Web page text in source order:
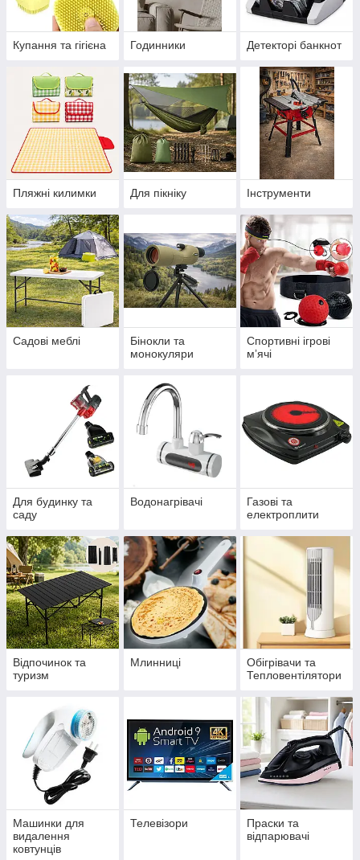
Купання та гігієна Годинники Детекторі банкнот
Пляжні килимки Для пікніку Інструменти
Садові меблі
Бінокли та
монокуляри
Спортивні ігрові
мʼячі
Для будинку та
саду
Водонагрівачі
Газові та
електроплити
Відпочинок та
туризм
Млинниці
Обігрівачи та
Тепловентілятори
Машинки для
видалення
ковтунців
Телевізори
Праски та
відпарювачі